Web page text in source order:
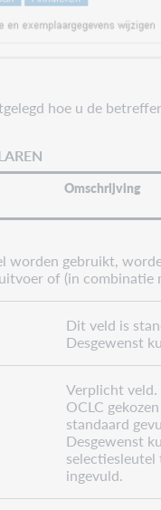
hoe u de
Omschrijving
worden gebruikt,
of (in combinatie
Dit veld is
Desgewenst
Verplicht veld.
OCLC
standaard
Desgewenst
selectiesleutel
ingevuld.